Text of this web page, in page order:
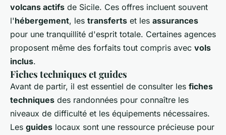
volcans actifs de Sicile. Ces offres incluent souvent
l'hébergement, les transferts et les assurances
pour une tranquillité d'esprit totale. Certaines agences
proposent même des forfaits tout compris avec vols
inclus.
Fiches techniques et guides
Avant de partir, il est essentiel de consulter les fiches
techniques des randonnées pour connaître les
niveaux de difficulté et les équipements nécessaires.
Les guides locaux sont une ressource précieuse pour